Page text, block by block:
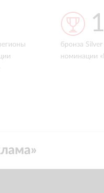
бронза
номинации
»